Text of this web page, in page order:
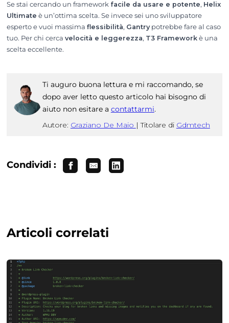
Se stai cercando un framework facile da usare e potente, Helix
Ultimate è un’ottima scelta. Se invece sei uno sviluppatore
esperto e vuoi massima flessibilità, Gantrypotrebbe fare al caso
tuo. Per chi cerca velocità e leggerezza, T3 Frameworkè una
scelta eccellente.
Ti auguro buona lettura e mi raccomando, se
dopo aver letto questo articolo hai bisogno di
aiuto non esitare a contattarmi.
Autore: Graziano De Maio | Titolare di Gdmtech
Condividi :
Articoli correlati